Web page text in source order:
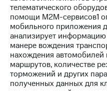
телематического
помощи М2М-сервисов1
мобильного приложения
анализирует информацию
манере вождения
нахождения
маршрутов, количестве
торможений и других
полученных данных для